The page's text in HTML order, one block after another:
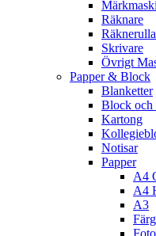
Räknare
Skrivare
Övrigt
Papper & Block
Blanketter
Block och
Kartong
Notisar
Papper
A4
A4
A3